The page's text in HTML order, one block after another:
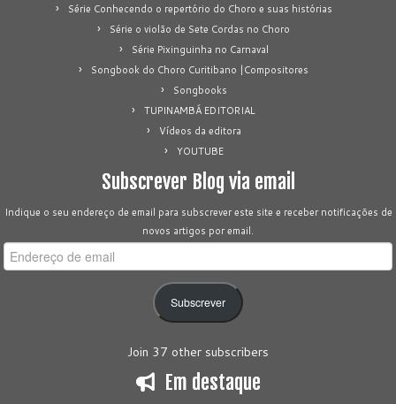
Série Conhecendo o repertório do Choro e suas histórias
Série o violão de Sete Cordas no Choro
Série Pixinguinha no Carnaval
Songbook do Choro Curitibano |Compositores
Songbooks
TUPINAMBÁ EDITORIAL
Vídeos da editora
YOUTUBE
Subscrever Blog via email
Indique o seu endereço de email para subscrever este site e receber notificações de
novos artigos por email.
Endereço
de
Subscrever
Join 37 other subscribers
Em destaque